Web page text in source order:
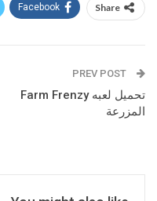
Share
Facebook
تحميل لعبه Farm Frenzy
المزرعة